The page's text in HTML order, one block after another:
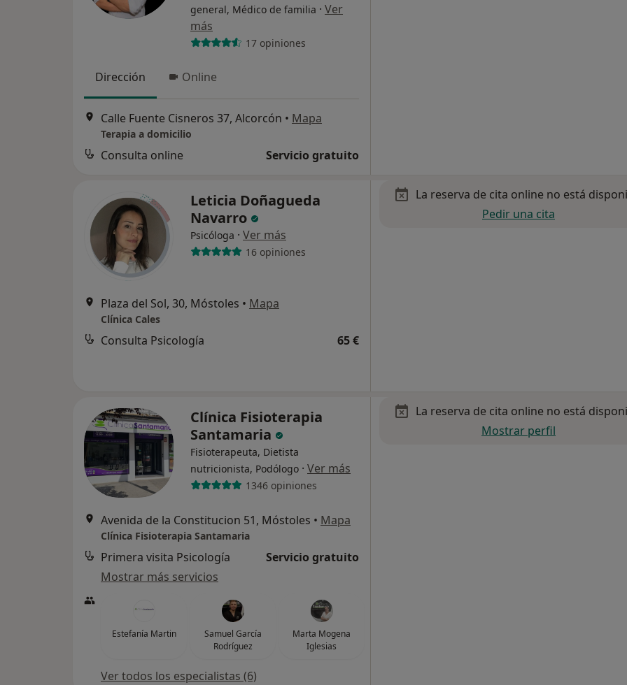
general, Médico de familia · Ver
más
17 opiniones
Dirección Online
Calle Fuente Cisneros 37, Alcorcón • Mapa
Terapia a domicilio
Consulta online Servicio gratuito
Leticia Doñagueda
Navarro
Psicóloga · Ver más
16 opiniones
Plaza del Sol, 30, Móstoles • Mapa
Clínica Cales
Consulta Psicología 65 €
La reserva de cita online no está
Pedir una cita
Clínica Fisioterapia
Santamaria
Fisioterapeuta, Dietista
nutricionista, Podólogo · Ver más
1346 opiniones
Avenida de la Constitucion 51, Móstoles • Mapa
Clínica Fisioterapia Santamaria
Primera visita Psicología
Servicio gratuito
Mostrar más servicios
Estefanía Martin
Samuel García
Rodríguez
Marta Mogena
Iglesias
Ver todos los especialistas (6)
La reserva de cita online no está
Mostrar perfil